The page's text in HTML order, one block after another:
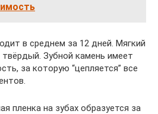
в среднем за 12 дней. Мягкий
твёрдый. Зубной камень имеет
за которую “цепляется” все
пленка на зубах образуется за